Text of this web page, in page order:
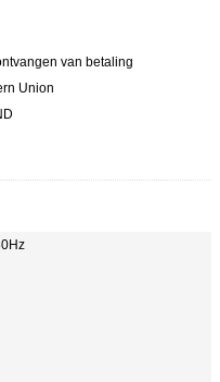
van betaling
Union